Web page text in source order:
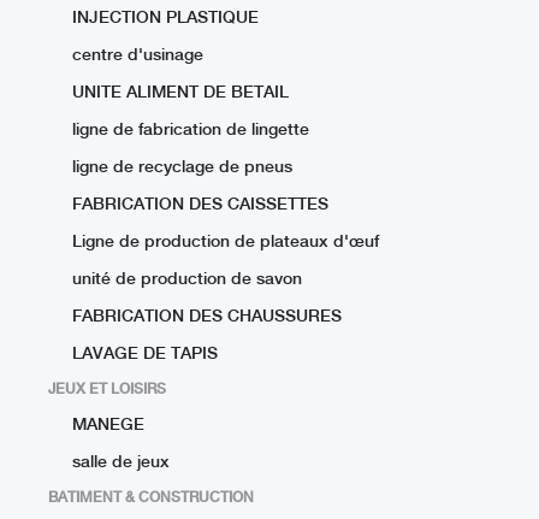
INJECTION PLASTIQUE
centre d'usinage
UNITE ALIMENT DE BETAIL
ligne de fabrication de lingette
ligne de recyclage de pneus
FABRICATION DES CAISSETTES
Ligne de production de plateaux d'œuf
unité de production de savon
FABRICATION DES CHAUSSURES
LAVAGE DE TAPIS
JEUX ET LOISIRS
MANEGE
salle de jeux
BATIMENT & CONSTRUCTION